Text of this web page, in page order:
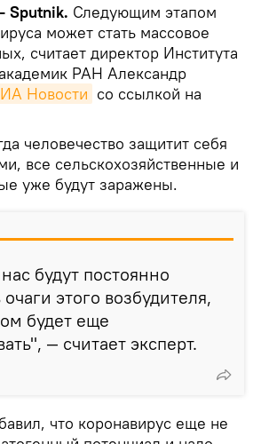
Sputnik. Следующим этапом
может стать массовое
считает директор Института
РАН Александр
Новости со ссылкой на
человечество защитит себя
все сельскохозяйственные и
уже будут заражены.
будут постоянно
очаги этого возбудителя,
будет еще
— считает эксперт.
что коронавирус еще не